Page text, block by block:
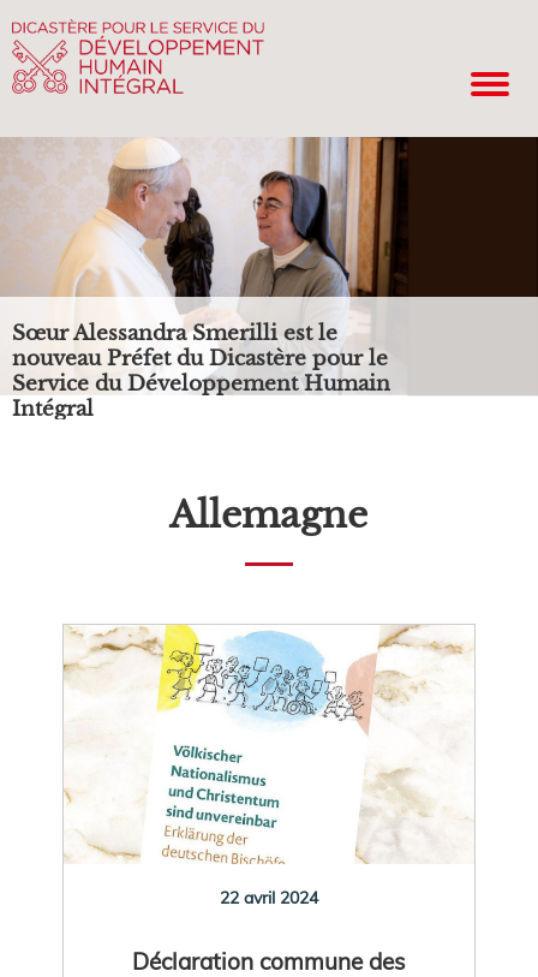
Sœur Alessandra Smerilli est le
nouveau Préfet du Dicastère pour le
Service du Développement Humain
Intégral
Allemagne
22 avril 2024
Déclaration commune des